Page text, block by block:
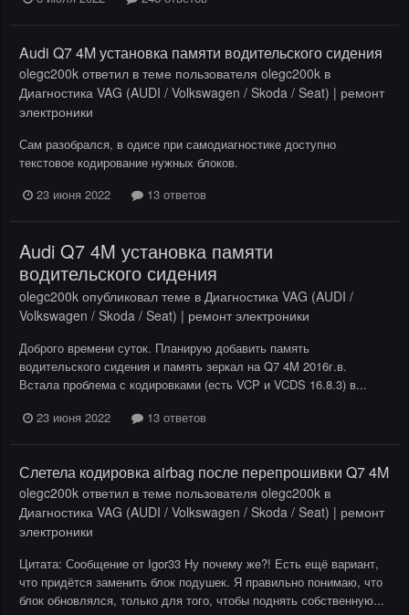
Audi Q7 4M установка памяти водительского сидения
olegc200k ответил в теме пользователя olegc200k в
Диагностика VAG (AUDI / Volkswagen / Skoda / Seat) | ремонт
электроники
Сам разобрался, в одисе при самодиагностике доступно
текстовое кодирование нужных блоков.
23 июня 2022
13 ответов
Audi Q7 4M установка памяти
водительского сидения
olegc200k опубликовал теме в Диагностика VAG (AUDI /
Volkswagen / Skoda / Seat) | ремонт электроники
Доброго времени суток. Планирую добавить память
водительского сидения и память зеркал на Q7 4M 2016г.в.
Встала проблема с кодировками (есть VCP и VCDS 16.8.3) в...
23 июня 2022
13 ответов
Слетела кодировка airbag после перепрошивки Q7 4M
olegc200k ответил в теме пользователя olegc200k в
Диагностика VAG (AUDI / Volkswagen / Skoda / Seat) | ремонт
электроники
Цитата: Сообщение от Igor33 Ну почему же?! Есть ещё вариант,
что придётся заменить блок подушек. Я правильно понимаю, что
блок обновлялся, только для того, чтобы поднять собственную...